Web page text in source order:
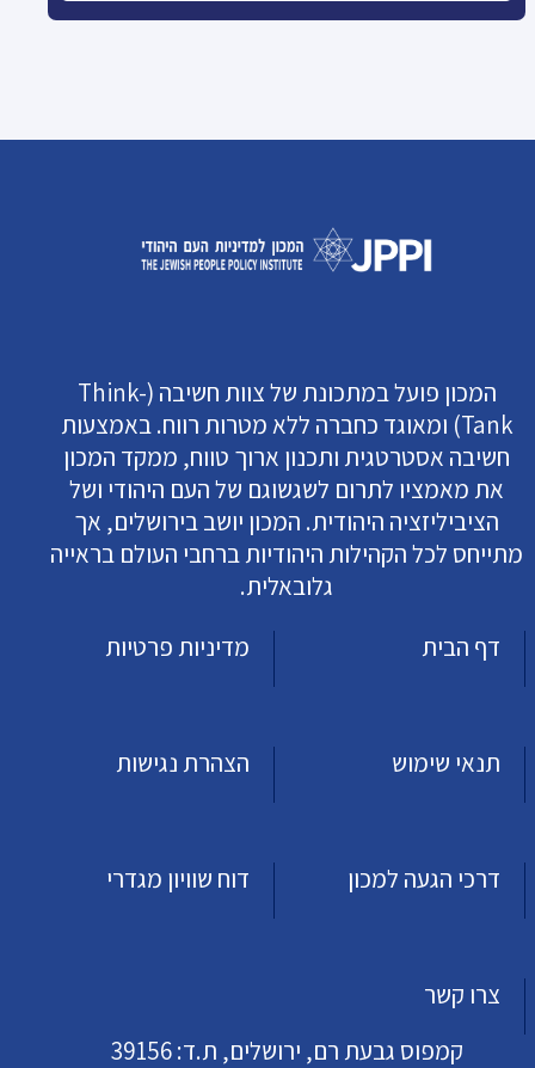
המכון פועל במתכונת של צוות חשיבה (Think-
Tank) ומאוגד כחברה ללא מטרות רווח. באמצעות
חשיבה אסטרטגית ותכנון ארוך טווח, ממקד המכון
את מאמציו לתרום לשגשוגם של העם היהודי ושל
הציביליזציה היהודית. המכון יושב בירושלים, אך
מתייחס לכל הקהילות היהודיות ברחבי העולם בראייה
גלובאלית.
דף הבית
מדיניות פרטיות
תנאי שימוש הצהרת נגישות
דרכי הגעה למכון דוח שוויון מגדרי
צרו קשר
קמפוס גבעת רם, ירושלים, ת.ד: 39156